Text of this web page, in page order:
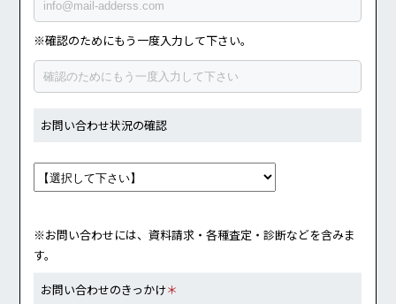
※確認のためにもう一度入力して下さい。
お問い合わせ状況の確認
※お問い合わせには、資料請求・各種査定・診断などを含みま
す。
お問い合わせのきっかけ ＊